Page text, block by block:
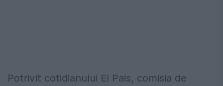
Potrivit cotidianului El Pais, comisia de